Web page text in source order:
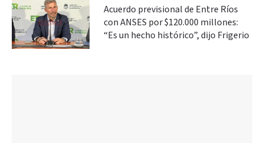
Acuerdo previsional de Entre Ríos
con ANSES por $120.000 millones:
“Es un hecho histórico”, dijo Frigerio